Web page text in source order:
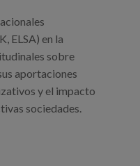
ELSA) en la
sobre
aportaciones
y el impacto
sociedades.